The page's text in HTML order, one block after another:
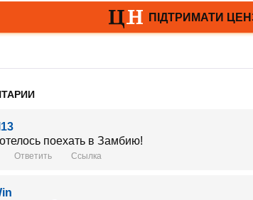
поехать в Замбию!
Ответить Ссылка